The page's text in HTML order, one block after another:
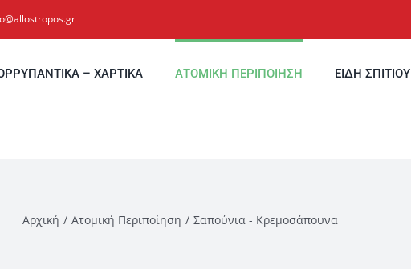
– ΧΑΡΤΙΚΑ ΑΤΟΜΙΚΗ ΠΕΡΙΠΟΙΗΣΗ ΕΙΔΗ ΣΠΙΤΙΟΥ
Αρχική Ατομική Περιποίηση Σαπούνια - Κρεμοσάπουνα